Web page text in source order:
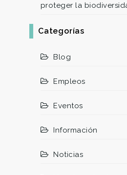
proteger la
Categorías
Blog
Empleos
Eventos
Información
Noticias